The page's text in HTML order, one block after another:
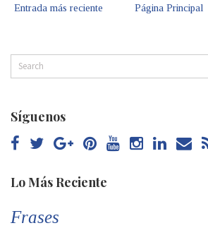
Entrada más reciente Página Principal
Síguenos
Lo Más Reciente
Frases